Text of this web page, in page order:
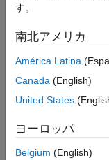
カスタマイズ
リの作成
車両 HVAC システム
項目一覧
モデル
Cabin Heat Transfer サブ
Scope からのシミュレー
ブレンダー ドア
します。
モデルは、事前定
の 2 つのモードで
Inputs バリアン
は、実行時にダ
調整できます。
す。
南北アメリカ
América Latina
Canada (English)
United States
ヨーロッパ
Belgium (English)